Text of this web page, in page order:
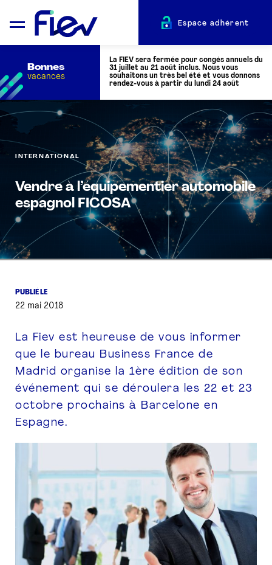
QUI SOMMES-NOUS ?
L’AUTOMOTIVE
ADHÉRENTS
ACTUALITÉS
PRESSE
Espace adhérent
Bonnes
vacances
La FIEV sera fermée pour congés annuels du
31 juillet au 21 août inclus. Nous vous
souhaitons un très bel été et vous donnons
rendez-vous à partir du lundi 24 août
INTERNATIONAL
Vendre à l’équipementier automobile
espagnol FICOSA
PUBLIÉ LE
22 mai 2018
La Fiev est heureuse de vous informer
que le bureau Business France de
Madrid organise la 1ère édition de son
événement qui se déroulera les 22 et 23
octobre prochains à Barcelone en
Espagne.